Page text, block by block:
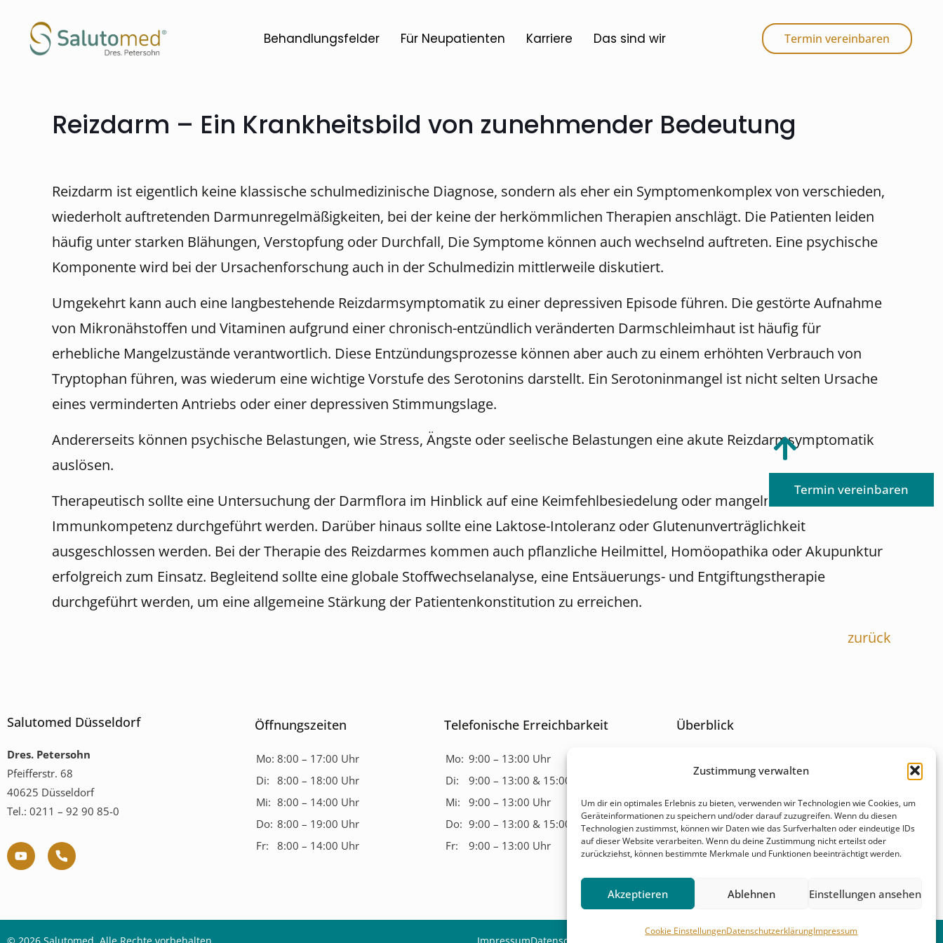
Zustimmung verwalten
Um dir ein optimales Erlebnis zu bieten, verwenden wir Technologien wie Cookies, um
Geräteinformationen zu speichern und/oder darauf zuzugreifen. Wenn du diesen
Technologien zustimmst, können wir Daten wie das Surfverhalten oder eindeutige IDs
auf dieser Website verarbeiten. Wenn du deine Zustimmung nicht erteilst oder
zurückziehst, können bestimmte Merkmale und Funktionen beeinträchtigt werden.
Akzeptieren Ablehnen Einstellungen ansehen
Cookie EinstellungenDatenschutzerklärungImpressum
Behandlungsfelder Für Neupatienten Karriere Das sind wir Termin vereinbaren
Termin vereinbaren
Reizdarm – Ein Krankheitsbild von zunehmender Bedeutung
Reizdarm ist eigentlich keine klassische schulmedizinische Diagnose, sondern als eher ein Symptomenkomplex von verschieden,
wiederholt auftretenden Darmunregelmäßigkeiten, bei der keine der herkömmlichen Therapien anschlägt. Die Patienten leiden
häufig unter starken Blähungen, Verstopfung oder Durchfall, Die Symptome können auch wechselnd auftreten. Eine psychische
Komponente wird bei der Ursachenforschung auch in der Schulmedizin mittlerweile diskutiert.
Umgekehrt kann auch eine langbestehende Reizdarmsymptomatik zu einer depressiven Episode führen. Die gestörte Aufnahme
von Mikronähstoffen und Vitaminen aufgrund einer chronisch-entzündlich veränderten Darmschleimhaut ist häufig für
erhebliche Mangelzustände verantwortlich. Diese Entzündungsprozesse können aber auch zu einem erhöhten Verbrauch von
Tryptophan führen, was wiederum eine wichtige Vorstufe des Serotonins darstellt. Ein Serotoninmangel ist nicht selten Ursache
eines verminderten Antriebs oder einer depressiven Stimmungslage.
Andererseits können psychische Belastungen, wie Stress, Ängste oder seelische Belastungen eine akute Reizdarmsymptomatik
auslösen.
Therapeutisch sollte eine Untersuchung der Darmflora im Hinblick auf eine Keimfehlbesiedelung oder mangelnde
Immunkompetenz durchgeführt werden. Darüber hinaus sollte eine Laktose-Intoleranz oder Glutenunverträglichkeit
ausgeschlossen werden. Bei der Therapie des Reizdarmes kommen auch pflanzliche Heilmittel, Homöopathika oder Akupunktur
erfolgreich zum Einsatz. Begleitend sollte eine globale Stoffwechselanalyse, eine Entsäuerungs- und Entgiftungstherapie
durchgeführt werden, um eine allgemeine Stärkung der Patientenkonstitution zu erreichen.
zurück
Salutomed Düsseldorf
Dres. Petersohn
Pfeifferstr. 68
40625 Düsseldorf
Tel.: 0211 – 92 90 85-0
Öffnungszeiten
Mo: 8:00 – 17:00 Uhr
Di: 8:00 – 18:00 Uhr
Mi: 8:00 – 14:00 Uhr
Do: 8:00 – 19:00 Uhr
Fr:
8:00 – 14:00 Uhr
Telefonische Erreichbarkeit
Mo: 9:00 – 13:00 Uhr
Di:
9:00 – 13:00 & 15:00 – 17:00 Uhr
Mi:
9:00 – 13:00 Uhr
Do: 9:00 – 13:00 & 15:00 – 17:00 Uhr
Fr:
9:00 – 13:00 Uhr
Überblick
Karriere
Kontakt & Anfahrt